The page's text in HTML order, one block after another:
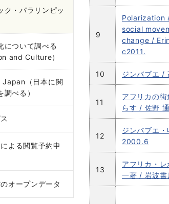
9
Polarization
social
change /
c2011.
10 ジンバブエ /
11
アフリカの
らす / 佐野
12
ジンバブエ
2000.6
13
アフリカ・
一著 / 岩波
ク・パラリンピッ
について調べる
and Culture）
（日本に関
調べる）
よる閲覧予約申
オープンデータ